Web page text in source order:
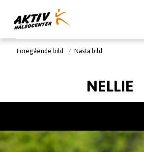
Föregående bild Nästa bild
NELLIE